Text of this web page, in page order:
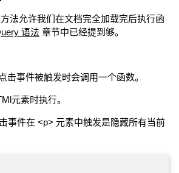
法允许我们在文档完全加载完后执行函
语法 章节中已经提到够。
击事件被触发时会调用一个函数。
元素时执行。
事件在 <p> 元素中触发是隐藏所有当前